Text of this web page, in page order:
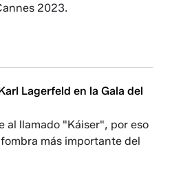
2023.
Lagerfeld en la Gala del
al llamado "Káiser", por eso
más importante del